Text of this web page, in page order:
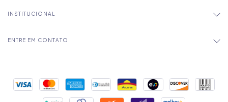
INSTITUCIONAL
ENTRE EM CONTATO